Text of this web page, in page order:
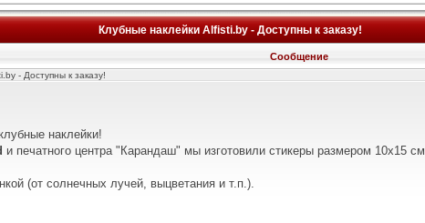
Клубные наклейки Alfisti.by - Доступны к заказу!
Сообщение
- Доступны к заказу!
наклейки!
и печатного центра "Карандаш" мы изготовили стикеры размером 10х15
(от солнечных лучей, выцветания и т.п.).